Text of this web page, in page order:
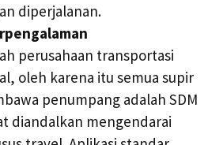
diperjalanan.
perusahaan transportasi
oleh karena itu semua supir
penumpang adalah SDM
diandalkan mengendarai